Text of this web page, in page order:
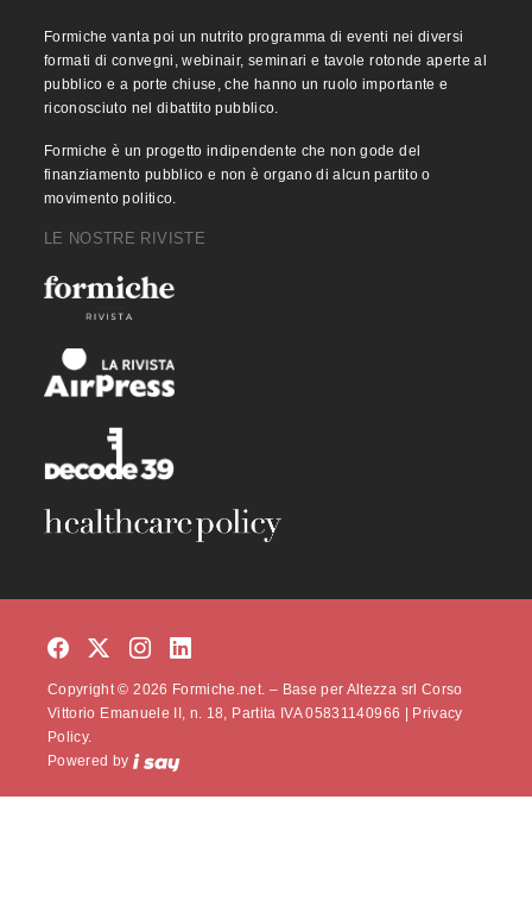
Formiche vanta poi un nutrito programma di eventi nei diversi
formati di convegni, webinair, seminari e tavole rotonde aperte al
pubblico e a porte chiuse, che hanno un ruolo importante e
riconosciuto nel dibattito pubblico.
Formiche è un progetto indipendente che non gode del
finanziamento pubblico e non è organo di alcun partito o
movimento politico.
LE NOSTRE RIVISTE
Copyright © 2026 Formiche.net. – Base per Altezza srl Corso
Vittorio Emanuele II, n. 18, Partita IVA 05831140966 |
Privacy
Policy.
Powered by